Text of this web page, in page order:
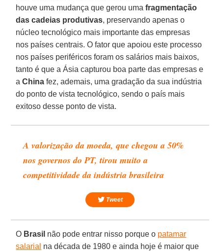
houve uma mudança que gerou umafragmentação
das cadeias produtivas, preservando apenas o
núcleo tecnológico mais importante das empresas
nos países centrais. O fator que apoiou este processo
nos países periféricos foram os salários mais baixos,
tanto é que a Ásia capturou boa parte das empresas e
aChina fez, ademais, uma gradação da sua indústria
do ponto de vista tecnológico, sendo o país mais
exitoso desse ponto de vista.
A valorização da moeda, que chegou a 50%
nos governos do PT, tirou muito a
competitividade da indústria brasileira
Tweet
O Brasil não pode entrar nisso porque o patamar
salarial na década de 1980 e ainda hoje é maior que